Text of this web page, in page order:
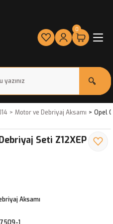
0
Motor ve Debriyaj Aksamı Opel
Seti Z12XEP
Aksamı